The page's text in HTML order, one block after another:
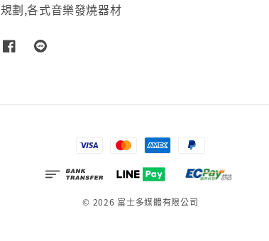
規劃,各式音樂發燒器材
© 2026 富士多媒體有限公司